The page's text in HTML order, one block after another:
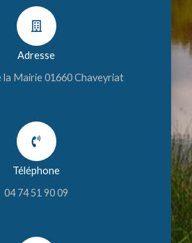
Adresse
la Mairie 01660 Chaveyriat
Téléphone
04 74 51 90 09